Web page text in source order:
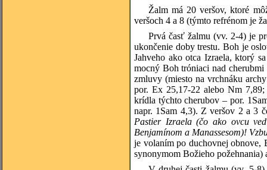
Žalm má 20 veršov, ktoré
veršoch 4 a 8 (týmto refrénom je
Prvá časť žalmu (vv. 2-4) je
ukončenie doby trestu. Boh je
Jahveho ako otca Izraela, ktorý
mocný Boh tróniaci nad cherubmi
zmluvy (miesto na vrchnáku
por. Ex 25,17-22 alebo Nm
krídla týchto cherubov – por.
napr. 1Sam 4,3). Z veršov 2 a 3
Pastier Izraela (čo ako ovcu
Benjamínom a Manassesom)!
je volaním po duchovnej obnove,
synonymom Božieho požehnania)